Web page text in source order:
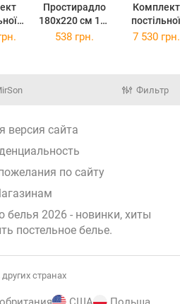
Elite
Простирадло
180x220 см 11-
2107 White
Комплект
постільної
білизни
Freedom
538 грн. 7 530 грн.
Фильтр
версия сайта
по сайту
белья 2026 - новинки, хиты
постельное белье.
странах